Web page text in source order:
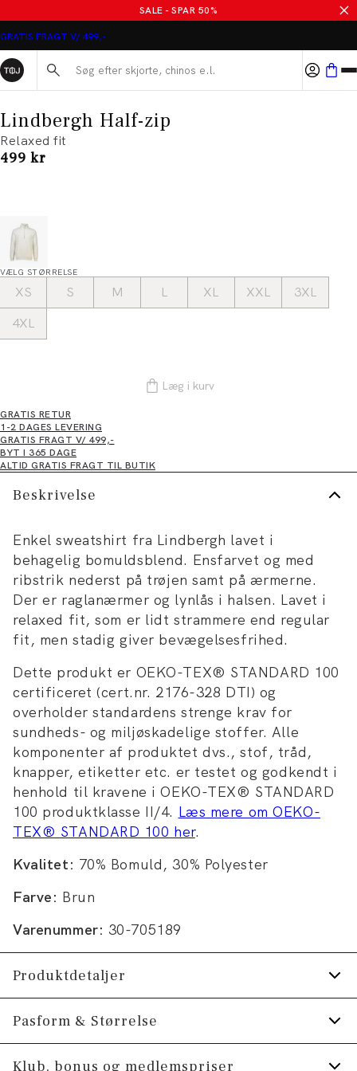
SALE - SPAR 50%
GRATIS FRAGT V/ 499,-
Søg her...
Lindbergh Half-zip
Relaxed fit
I alt (inkl. rabat)
499 kr
VÆLG STØRRELSE
XS S M L XL XXL
3XL
4XL
Læg i kurv
GRATIS RETUR
1-2 DAGES LEVERING
GRATIS FRAGT V/ 499,-
BYT I 365 DAGE
ALTID GRATIS FRAGT TIL BUTIK
Beskrivelse
Enkel sweatshirt fra Lindbergh lavet i
behagelig bomuldsblend. Ensfarvet og med
ribstrik nederst på trøjen samt på ærmerne.
Der er raglanærmer og lynlås i halsen. Lavet i
relaxed fit, som er lidt strammere end regular
fit, men stadig giver bevægelsesfrihed.
Dette produkt er OEKO-TEX® STANDARD 100
certificeret (cert.nr. 2176-328 DTI) og
overholder standardens strenge krav for
sundheds- og miljøskadelige stoffer. Alle
komponenter af produktet dvs., stof, tråd,
knapper, etiketter etc. er testet og godkendt i
henhold til kravene i OEKO-TEX® STANDARD
100 produktklasse II/4. Læs mere om OEKO-
TEX® STANDARD 100 her.
Kvalitet: 70% Bomuld, 30% Polyester
Farve: Brun
Varenummer: 30-705189
Produktdetaljer
Raglanærmer.
Trøjen har ribstrik nederst på ærmerne samt
på trøjens nederste kant.
Pasform & Størrelse
Fit:Relaxed fit
Klub, bonus og medlemspriser